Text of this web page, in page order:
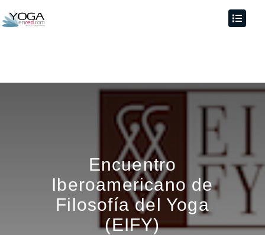
Encuentro
Iberoamericano de
Filosofía del Yoga
(EIFY)